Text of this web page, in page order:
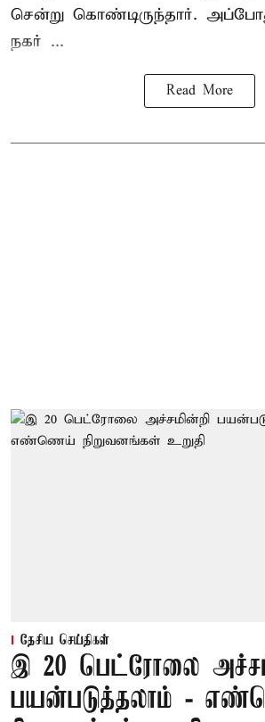
சென்று கொண்டிருந்தார்.
நகர் ...
Read More
தேசிய செய்திகள்
இ 20 பெட்ரோலை
பயன்படுத்தலாம் -